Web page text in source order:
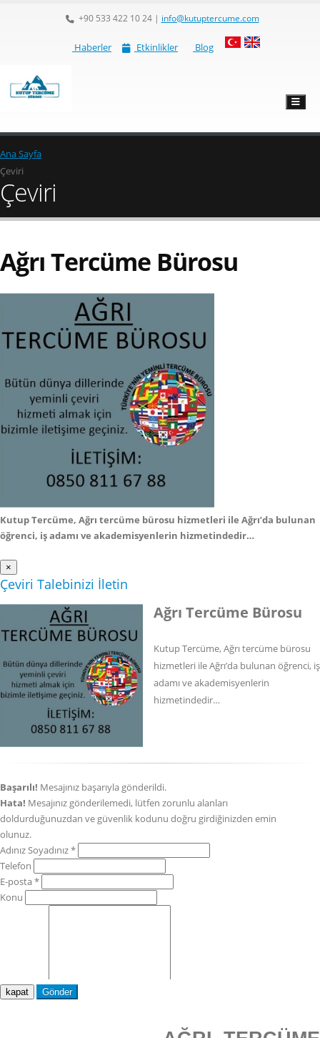
+90 533 422 10 24| info@kutuptercume.com
Haberler Etkinlikler Blog
Ana Sayfa
Çeviri
Çeviri
Ağrı Tercüme Bürosu
Kutup Tercüme, Ağrı tercüme bürosu hizmetleri ile Ağrı’da bulunan
öğrenci, iş adamı ve akademisyenlerin hizmetindedir…
×
Çeviri Talebinizi İletin
Ağrı Tercüme Bürosu
Kutup Tercüme, Ağrı tercüme bürosu
hizmetleri ile Ağrı’da bulunan öğrenci, iş
adamı ve akademisyenlerin
hizmetindedir…
kapat Gönder